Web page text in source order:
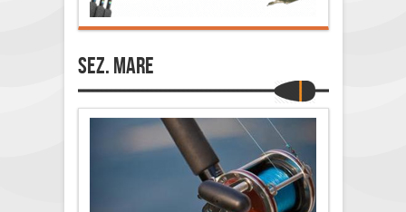
Sez. Mare